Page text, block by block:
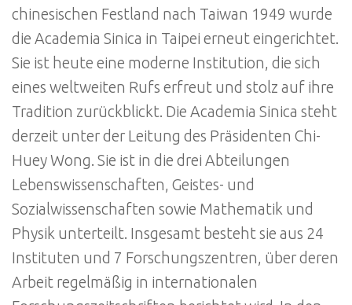
chinesischen Festland nach Taiwan 1949 wurde
die Academia Sinica in Taipei erneut eingerichtet.
Sie ist heute eine moderne Institution, die sich
eines weltweiten Rufs erfreut und stolz auf ihre
Tradition zurückblickt. Die Academia Sinica steht
derzeit unter der Leitung des Präsidenten Chi-
Huey Wong. Sie ist in die drei Abteilungen
Lebenswissenschaften, Geistes- und
Sozialwissenschaften sowie Mathematik und
Physik unterteilt. Insgesamt besteht sie aus 24
Instituten und 7 Forschungszentren, über deren
Arbeit regelmäßig in internationalen